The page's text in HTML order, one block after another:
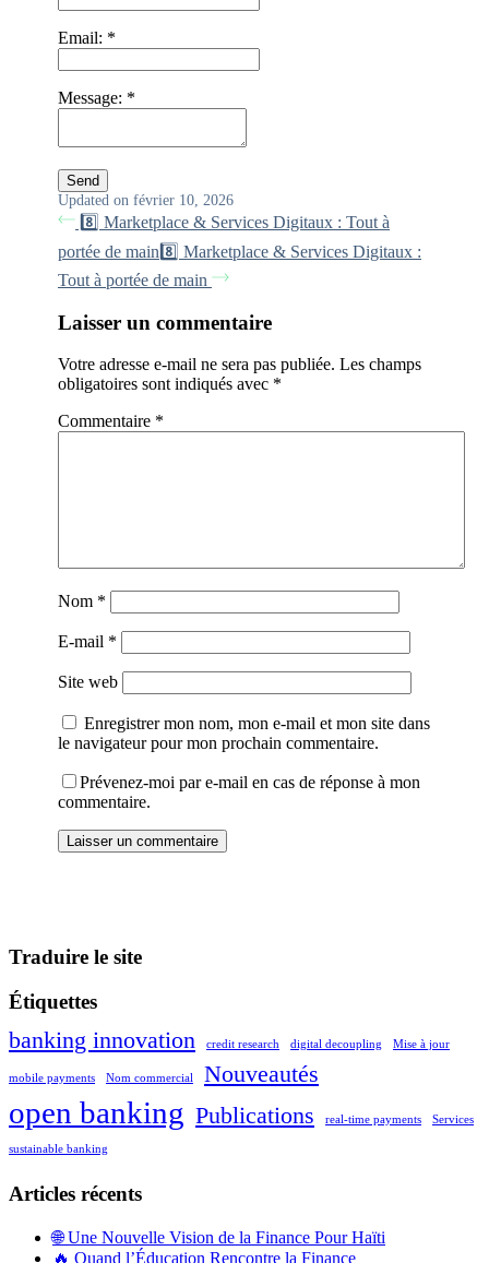
Email: *
Message: *
Updated on février 10, 2026
8️⃣ Marketplace & Services Digitaux : Tout à
portée de main 8️⃣ Marketplace & Services Digitaux :
Tout à portée de main
Laisser un commentaire
Votre adresse e-mail ne sera pas publiée. Les champs
obligatoires sont indiqués avec *
Commentaire *
Nom *
E-mail *
Site web
Enregistrer mon nom, mon e-mail et mon site dans
le navigateur pour mon prochain commentaire.
Prévenez-moi par e-mail en cas de réponse à mon
commentaire.
Traduire le site
Étiquettes
banking innovation credit research digital decoupling Mise à jour
mobile payments Nom commercial Nouveautés
open banking Publications real-time payments Services
sustainable banking
Articles récents
🌐 Une Nouvelle Vision de la Finance Pour Haïti
🔥 Quand l’Éducation Rencontre la Finance